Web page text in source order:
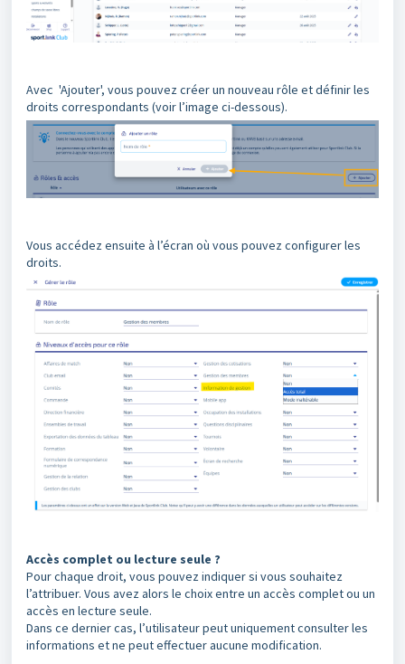
Avec 'Ajouter', vous pouvez créer un nouveau rôle et définir les
droits correspondants (voir l’image ci-dessous).
Vous accédez ensuite à l’écran où vous pouvez configurer les
droits.
Accès complet ou lecture seule ?
Pour chaque droit, vous pouvez indiquer si vous souhaitez
l’attribuer. Vous avez alors le choix entre un accès complet ou un
accès en lecture seule.
Dans ce dernier cas, l’utilisateur peut uniquement consulter les
informations et ne peut effectuer aucune modification.